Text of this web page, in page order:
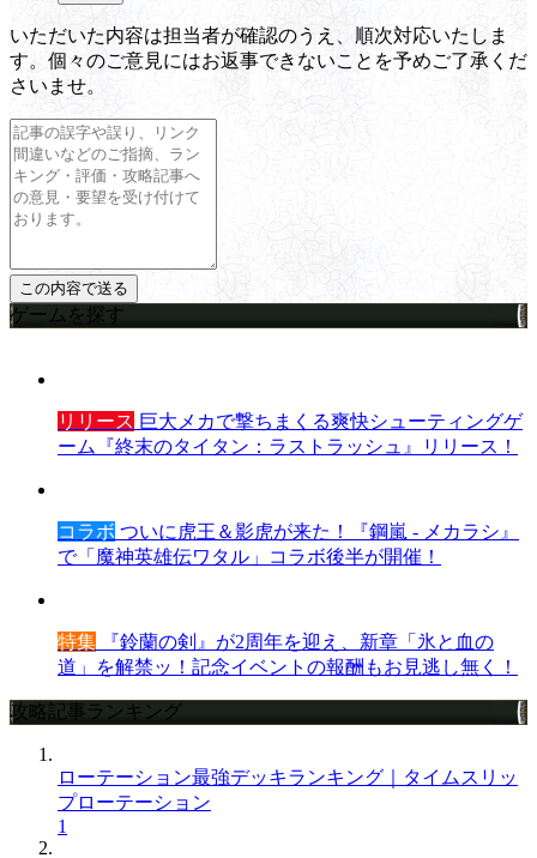
いただいた内容は担当者が確認のうえ、順次対応いたしま
す。個々のご意見にはお返事できないことを予めご了承くだ
さいませ。
ゲームを探す
リリース 巨大メカで撃ちまくる爽快シューティングゲ
ーム『終末のタイタン：ラストラッシュ』リリース！
コラボ ついに虎王＆影虎が来た！『鋼嵐 - メカラシ』
で「魔神英雄伝ワタル」コラボ後半が開催！
特集 『鈴蘭の剣』が2周年を迎え、新章「氷と血の
道」を解禁ッ！記念イベントの報酬もお見逃し無く！
攻略記事ランキング
ローテーション最強デッキランキング｜タイムスリッ
プローテーション
1